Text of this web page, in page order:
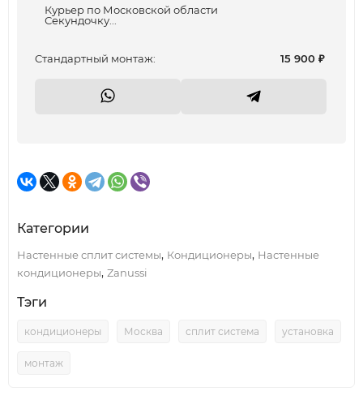
Курьер по Московской области
Секундочку...
Cтандартный монтаж: 15 900 ₽
Категории
Настенные сплит системы, Кондиционеры, Настенные
кондиционеры, Zanussi
Тэги
кондиционеры Москва сплит система установка
монтаж